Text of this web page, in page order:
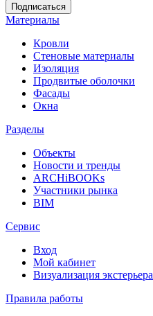
Материалы
Кровли
Стеновые материалы
Изоляция
Продвитые оболочки
Фасады
Окна
Разделы
Объекты
Новости и тренды
ARCHiBOOKs
Участники рынка
BIM
Сервис
Вход
Мой кабинет
Визуализация экстерьера
Правила работы